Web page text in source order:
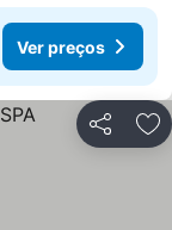
Ver preços
Partilhar